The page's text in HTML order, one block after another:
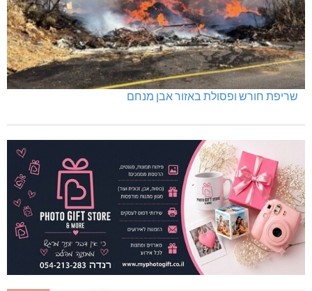
שריפת חורש ופסולת באזור אבן מנחם